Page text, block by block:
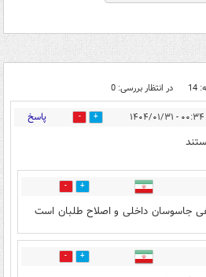
14 در انتظار بررسی: 0
۰۰:۳۴ - ۱۴۰۴/۰۱/۳۱ 16 پاسخ
14
جاسوسان داخلی و اصلاح طلبان است
8